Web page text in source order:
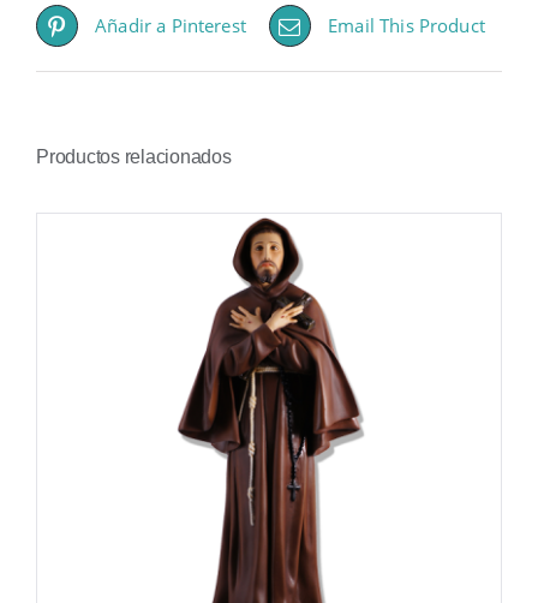
Añadir a Pinterest Email This Product
Productos relacionados